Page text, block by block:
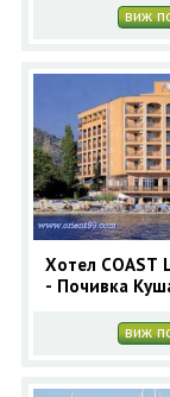
Лято 2026виж
Хотел COAST
- Почивка
Лято 2026виж